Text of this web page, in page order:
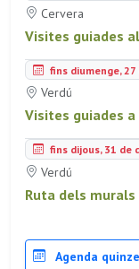
Cervera
Visites guiades
fins diumenge,
Verdú
Visites guiades a
fins dijous, 31 de
Verdú
Ruta dels murals
Agenda